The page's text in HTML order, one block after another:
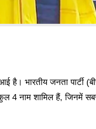
भारतीय जनता पार्टी
नाम शामिल हैं, जिनमें